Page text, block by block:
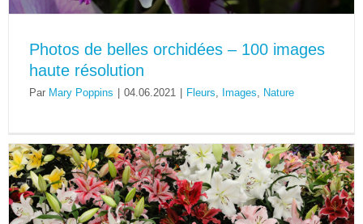
Photos de belles orchidées – 100 images
haute résolution
Par Mary Poppins 04.06.2021 Fleurs, Images, Nature